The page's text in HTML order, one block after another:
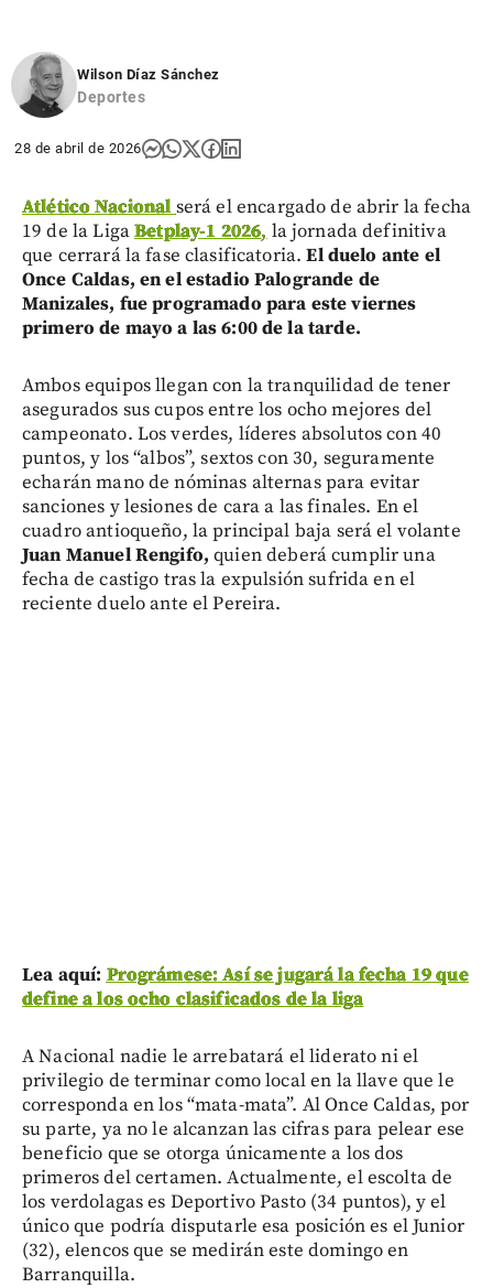
Wilson Díaz Sánchez
Deportes
28 de abril de 2026
Atlético Nacionalserá el encargado de abrir la fecha
19 de la LigaBetplay-1 2026, la jornada definitiva
que cerrará la fase clasificatoria.El duelo ante el
Once Caldas, en el estadio Palogrande de
Manizales, fue programado para este viernes
primero de mayo a las 6:00 de la tarde.
Ambos equipos llegan con la tranquilidad de tener
asegurados sus cupos entre los ocho mejores del
campeonato. Los verdes, líderes absolutos con 40
puntos, y los “albos”, sextos con 30, seguramente
echarán mano de nóminas alternas para evitar
sanciones y lesiones de cara a las finales. En el
cuadro antioqueño, la principal baja será el volante
Juan Manuel Rengifo, quien deberá cumplir una
fecha de castigo tras la expulsión sufrida en el
reciente duelo ante el Pereira.
Lea aquí: Prográmese: Así se jugará la fecha 19 que
define a los ocho clasificados de la liga
A Nacional nadie le arrebatará el liderato ni el
privilegio de terminar como local en la llave que le
corresponda en los “mata-mata”. Al Once Caldas, por
su parte, ya no le alcanzan las cifras para pelear ese
beneficio que se otorga únicamente a los dos
primeros del certamen. Actualmente, el escolta de
los verdolagas es Deportivo Pasto (34 puntos), y el
único que podría disputarle esa posición es el Junior
(32), elencos que se medirán este domingo en
Barranquilla.